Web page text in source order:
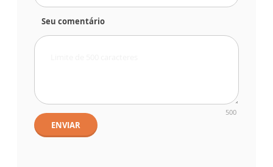
Seu comentário
500
ENVIAR